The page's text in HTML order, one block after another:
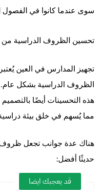
سوى عندما كانوا في الفصول
تحسين الظروف الدراسية من
تجهيز المدارس في العين
الظروف الدراسية بشكل عام.
هذه التحسينات أيضًا
مما يُسهم في خلق بيئة
هناك عدة جوانب تجعل ظروف
حديثًا أفضل:
قد يعجبك ايضا